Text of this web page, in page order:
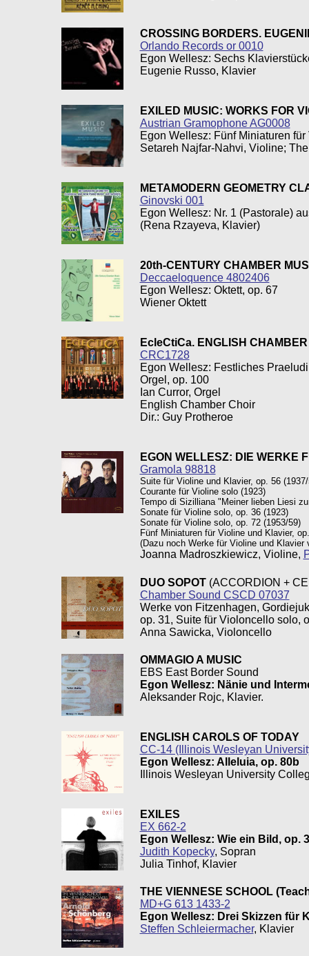
CROSSING BORDERS.
Orlando Records or 0010
Egon Wellesz: Sechs
Eugenie Russo, Klavier
EXILED MUSIC: WORKS FOR
Austrian Gramophone AG0008
Egon Wellesz: Fünf Miniaturen
Setareh Najfar-Nahvi, Violine;
METAMODERN GEOMETRY
Ginovski 001
Egon Wellesz: Nr. 1 (Pastorale)
(Rena Rzayeva, Klavier)
20th-CENTURY CHAMBER
Deccaeloquence 4802406
Egon Wellesz: Oktett, op. 67
Wiener Oktett
EcleCtiCa. ENGLISH
CRC1728
Egon Wellesz: Festliches
Orgel, op. 100
Ian Curror, Orgel
English Chamber Choir
Dir.: Guy Protheroe
EGON WELLESZ: DIE WERKE
Gramola 98818
Suite für Violine und Klavier, op. 56
Courante für Violine solo (1923)
Tempo di Sizilliana "Meiner lieben Liesi
Sonate für Violine solo, op. 36 (1923)
Sonate für Violine solo, op. 72 (1953/59)
Fünf Miniaturen für Violine und Klavier,
(Dazu noch Werke für Violine und Klavier
Joanna Madroszkiewicz, Violine,
DUO SOPOT(ACCORDION +
Chamber Sound CSCD 07037
Werke von Fitzenhagen,
op. 31, Suite für Violoncello solo,
Anna Sawicka, Violoncello
OMMAGIO A MUSIC
EBS East Border Sound
Egon Wellesz: Nänie und
Aleksander Rojc, Klavier.
ENGLISH CAROLS OF TODAY
CC-14 (Illinois Wesleyan
Egon Wellesz: Alleluia, op. 80b
Illinois Wesleyan University
EXILES
EX 662-2
Egon Wellesz: Wie ein Bild, op.
Judith Kopecky, Sopran
Julia Tinhof, Klavier
THE VIENNESE SCHOOL
MD+G 613 1433-2
Egon Wellesz: Drei Skizzen für
Steffen Schleiermacher, Klavier